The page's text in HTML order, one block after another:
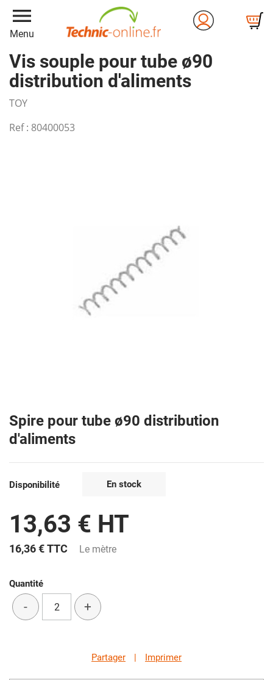
menu
Menu
Vis souple pour tube ø90
distribution d'aliments
TOY
Ref : 80400053
Spire pour tube ø90 distribution
d'aliments
Disponibilité En stock
13,63 € HT
16,36 €TTC Le mètre
Quantité
- +
Partager | Imprimer